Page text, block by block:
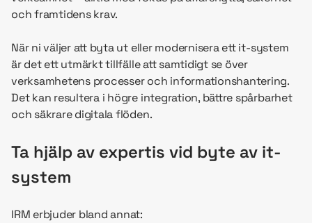
och framtidens krav.
När ni väljer att byta ut eller modernisera ett it-system
är det ett utmärkt tillfälle att samtidigt se över
verksamhetens processer och informationshantering.
Det kan resultera i högre integration, bättre spårbarhet
och säkrare digitala flöden.
Ta hjälp av expertis vid byte av it-
system
IRM erbjuder bland annat: